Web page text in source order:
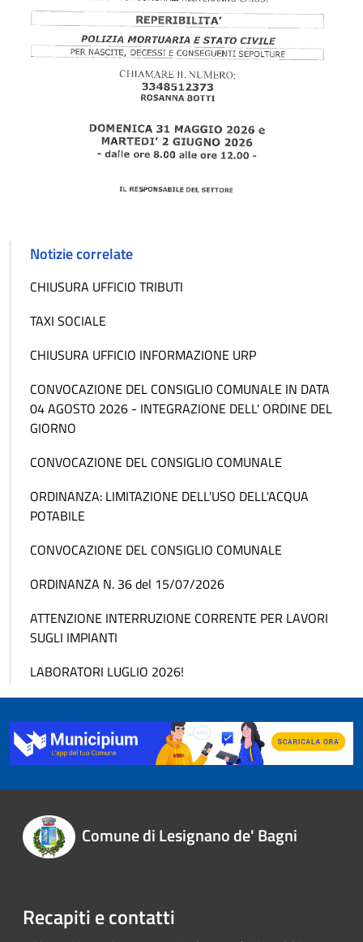
Notizie correlate
CHIUSURA UFFICIO TRIBUTI
TAXI SOCIALE
CHIUSURA UFFICIO INFORMAZIONE URP
CONVOCAZIONE DEL CONSIGLIO COMUNALE IN DATA
04 AGOSTO 2026 - INTEGRAZIONE DELL' ORDINE DEL
GIORNO
CONVOCAZIONE DEL CONSIGLIO COMUNALE
ORDINANZA: LIMITAZIONE DELL'USO DELL'ACQUA
POTABILE
CONVOCAZIONE DEL CONSIGLIO COMUNALE
ORDINANZA N. 36 del 15/07/2026
ATTENZIONE INTERRUZIONE CORRENTE PER LAVORI
SUGLI IMPIANTI
LABORATORI LUGLIO 2026!
Comune di Lesignano de' Bagni
Recapiti e contatti